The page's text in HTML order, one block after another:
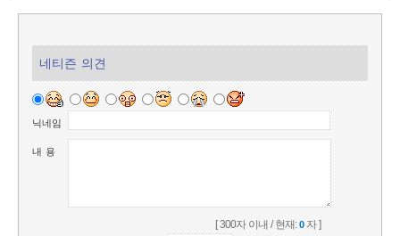
네티즌 의견
닉네임
내 용
[ 300자 이내 / 현재:0자 ]